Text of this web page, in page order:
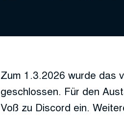
Zum 1.3.2026 wurde das
geschlossen. Für den
Voß zu Discord ein.